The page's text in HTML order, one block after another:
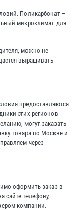
Поликарбонат –
микроклимат для
можно не
выращивать
предоставляются
этих регионов
могут заказать
товара по Москве и
через
оформить заказ в
сайте телефону,
компании.